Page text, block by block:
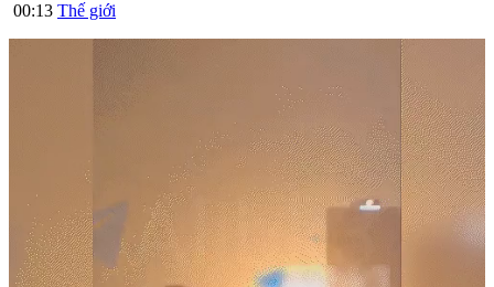
00:13 Thế giới